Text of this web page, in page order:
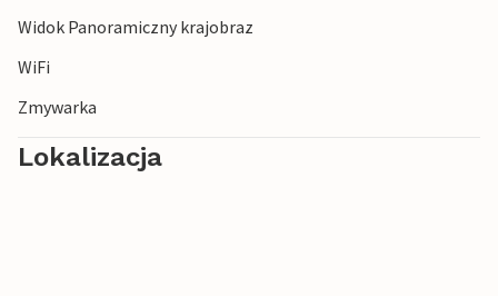
Widok Panoramiczny krajobraz
WiFi
Zmywarka
Lokalizacja